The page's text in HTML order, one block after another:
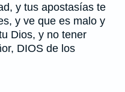
y tus apostasías te
y ve que es malo y
Dios, y no tener
DIOS de los